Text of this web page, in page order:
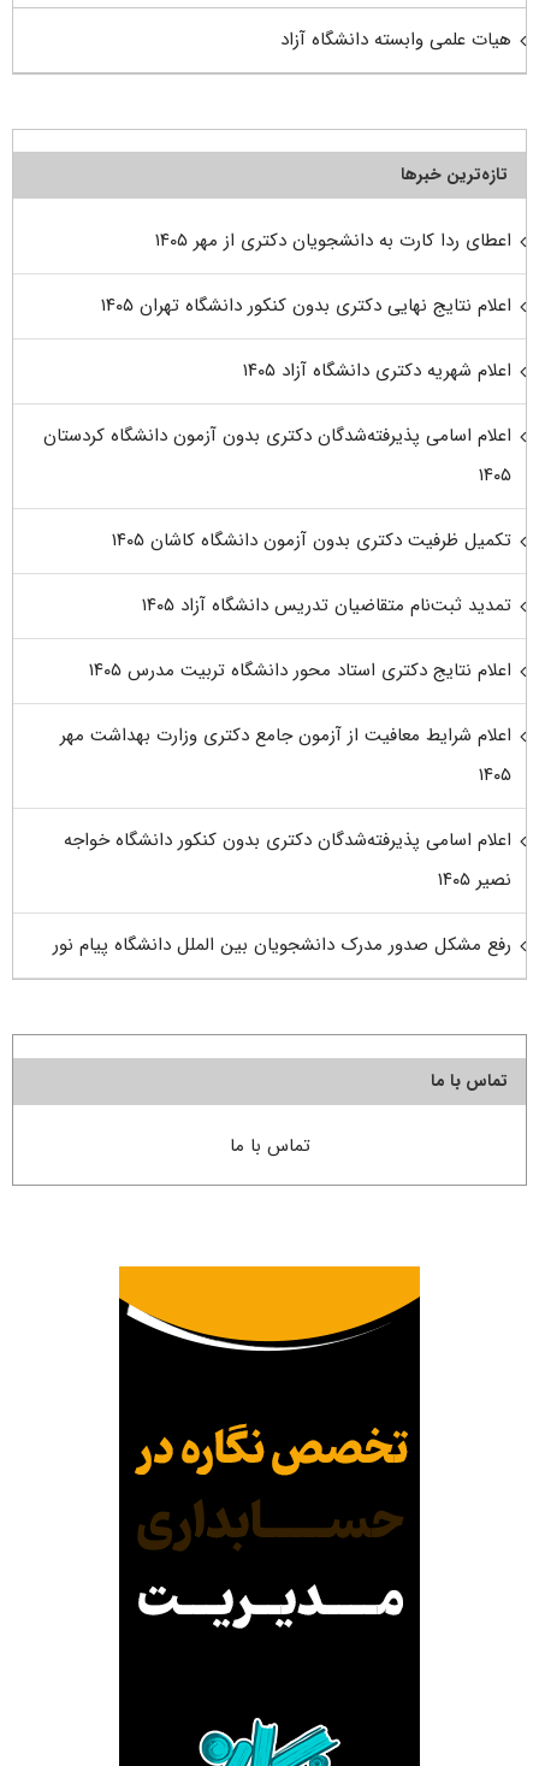
هیات علمی وابسته دانشگاه آزاد
تازه‌ترین خبرها
اعطای ردا کارت به دانشجویان دکتری از مهر ۱۴۰۵
اعلام نتایج نهایی دکتری بدون کنکور دانشگاه تهران ۱۴۰۵
اعلام شهریه دکتری دانشگاه آزاد ۱۴۰۵
اعلام اسامی پذیرفته‌شدگان دکتری بدون آزمون دانشگاه کردستان
۱۴۰۵
تکمیل ظرفیت دکتری بدون آزمون دانشگاه کاشان ۱۴۰۵
تمدید ثبت‌نام متقاضیان تدریس دانشگاه آزاد ۱۴۰۵
اعلام نتایج دکتری استاد محور دانشگاه تربیت مدرس ۱۴۰۵
اعلام شرایط معافیت از آزمون جامع دکتری وزارت بهداشت مهر
۱۴۰۵
اعلام اسامی پذیرفته‌شدگان دکتری بدون کنکور دانشگاه خواجه
نصیر ۱۴۰۵
رفع مشکل صدور مدرک دانشجویان بین الملل دانشگاه پیام نور
تماس با ما
تماس با ما